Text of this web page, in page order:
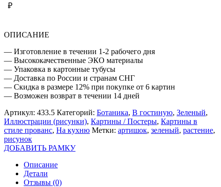
₽
ОПИСАНИЕ
— Изготовление в течении 1-2 рабочего дня
— Высококачественные ЭКО материалы
— Упаковка в картонные тубусы
— Доставка по России и странам СНГ
— Скидка в размере 12% при покупке от 6 картин
— Возможен возврат в течении 14 дней
Артикул: 433.5 Категорий: Ботаника, В гостиную, Зеленый,
Иллюстрации (рисунки), Картины / Постеры, Картины в
стиле прованс, На кухню Метки: артишок, зеленый, растение,
рисунок
ДОБАВИТЬ РАМКУ
Описание
Детали
Отзывы (0)